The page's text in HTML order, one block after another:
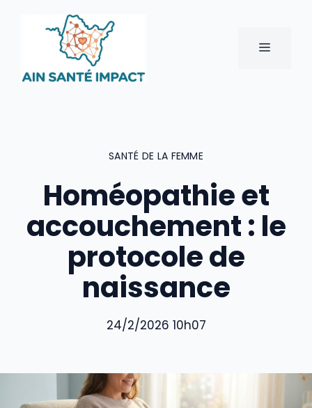
MENU
SANTÉ DE LA FEMME
Homéopathie et
accouchement : le
protocole de
naissance
24/2/2026 10h07